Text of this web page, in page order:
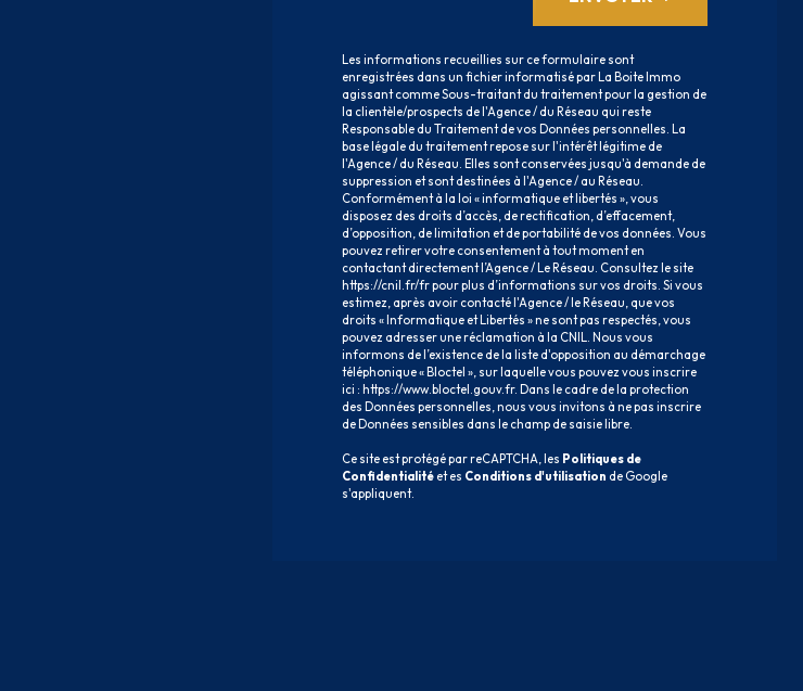
Les informations recueillies sur ce formulaire sont
enregistrées dans un fichier informatisé par La Boite Immo
agissant comme Sous-traitant du traitement pour la gestion de
la clientèle/prospects de l'Agence / du Réseau qui reste
Responsable du Traitement de vos Données personnelles. La
base légale du traitement repose sur l'intérêt légitime de
l'Agence / du Réseau. Elles sont conservées jusqu'à demande de
suppression et sont destinées à l'Agence / au Réseau.
Conformément à la loi « informatique et libertés », vous
disposez des droits d’accès, de rectification, d’effacement,
d’opposition, de limitation et de portabilité de vos données. Vous
pouvez retirer votre consentement à tout moment en
contactant directement l’Agence / Le Réseau. Consultez le site
https://cnil.fr/frpour plus d’informations sur vos droits. Si vous
estimez, après avoir contacté l'Agence / le Réseau, que vos
droits « Informatique et Libertés » ne sont pas respectés, vous
pouvez adresser une réclamation à la CNIL. Nous vous
informons de l’existence de la liste d'opposition au démarchage
téléphonique « Bloctel », sur laquelle vous pouvez vous inscrire
ici : https://www.bloctel.gouv.fr. Dans le cadre de la protection
des Données personnelles, nous vous invitons à ne pas inscrire
de Données sensibles dans le champ de saisie libre.
Ce site est protégé par reCAPTCHA, les Politiques de
Confidentialitéet es Conditions d'utilisation de Google
s'appliquent.